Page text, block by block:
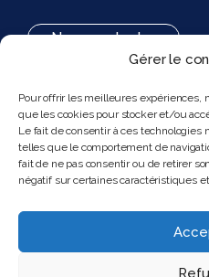
Gérer le
Pour offrir les meilleures expériences,
que les cookies pour stocker et/ou
Le fait de consentir à ces
telles que le comportement de
fait de ne pas consentir ou de retirer
négatif sur certaines caractéristiques
Nous contacter
194, rue de Rivoli 75001
Nous suivre